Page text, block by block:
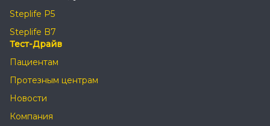
Steplife P5
Steplife B7
Тест-Драйв
Пациентам
Протезным центрам
Новости
Компания